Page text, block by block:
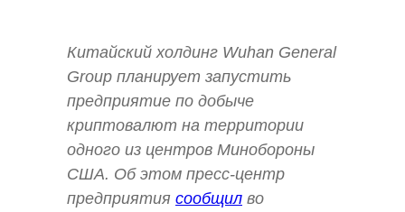
Китайский холдинг Wuhan General
Group планирует запустить
предприятие по добыче
криптовалют на территории
одного из центров Минобороны
США. Об этом пресс-центр
предприятия сообщил во